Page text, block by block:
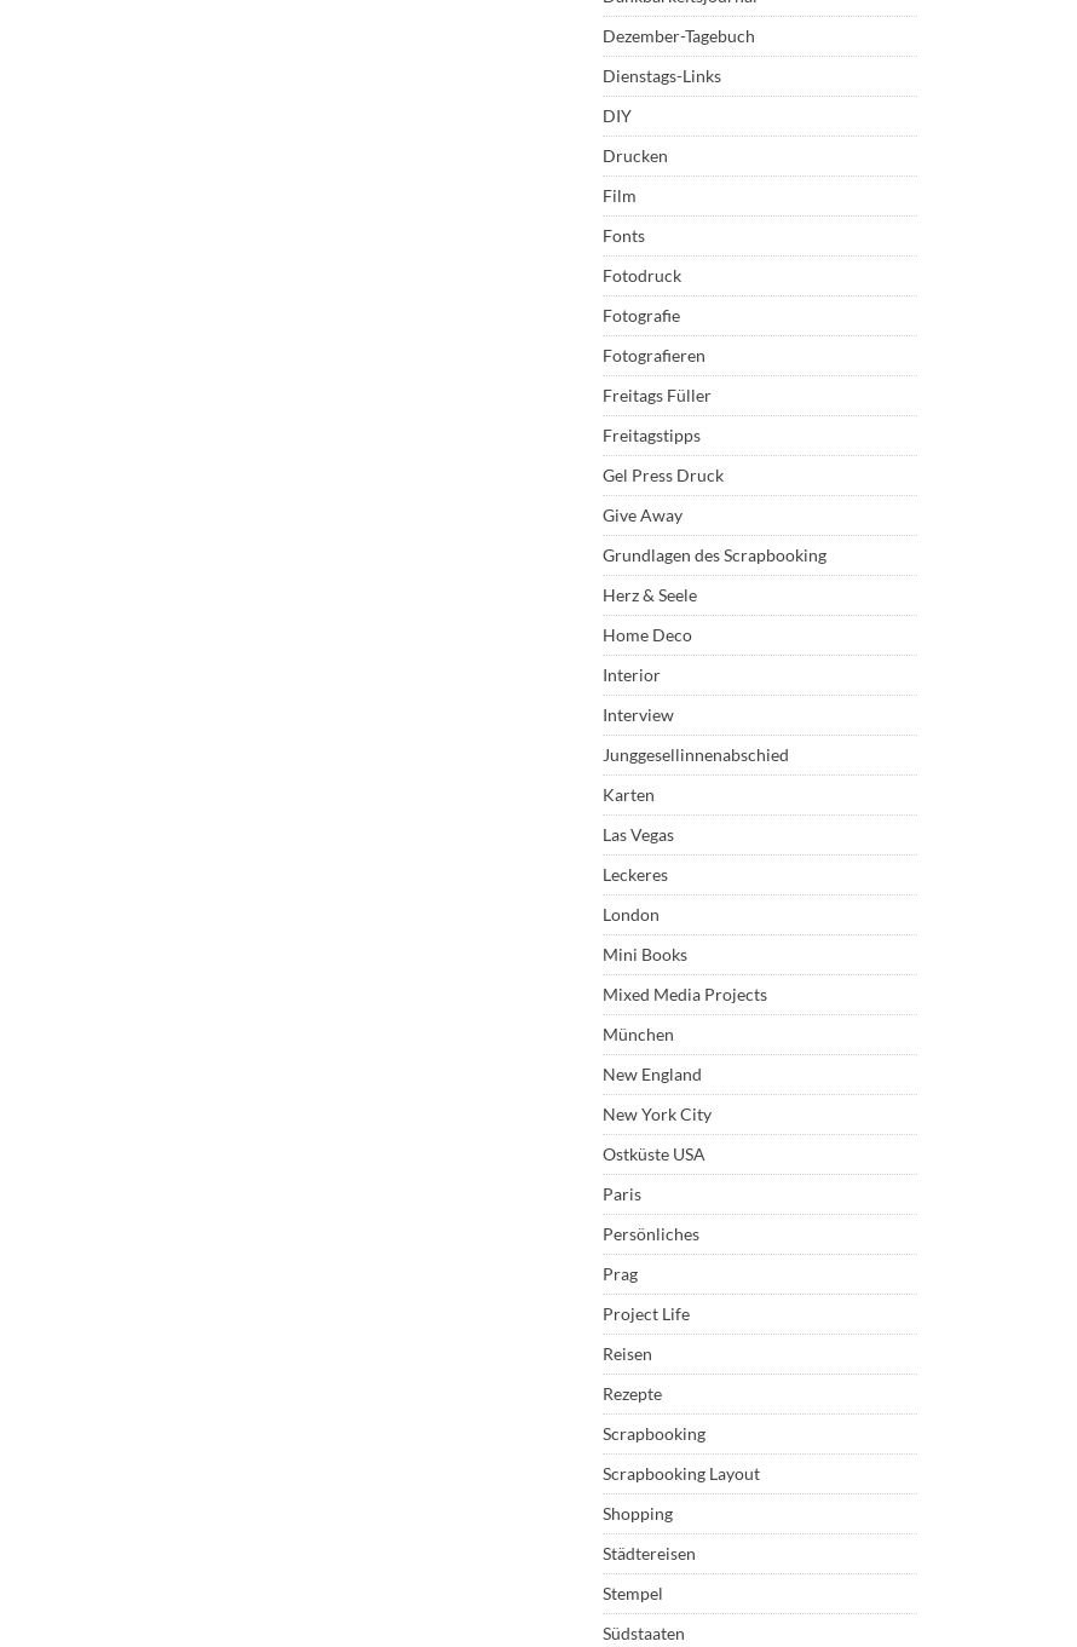
Dezember-Tagebuch
Dienstags-Links
DIY
Drucken
Film
Fonts
Fotodruck
Fotografie
Fotografieren
Freitags Füller
Freitagstipps
Gel Press Druck
Give Away
Grundlagen des Scrapbooking
Herz & Seele
Home Deco
Interior
Interview
Junggesellinnenabschied
Karten
Las Vegas
Leckeres
London
Mini Books
Mixed Media Projects
München
New England
New York City
Ostküste USA
Paris
Persönliches
Prag
Project Life
Reisen
Rezepte
Scrapbooking
Scrapbooking Layout
Shopping
Städtereisen
Stempel
Südstaaten